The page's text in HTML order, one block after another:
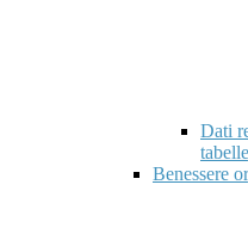
Dati
Benessere